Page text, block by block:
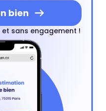
bien
et sans engagement !